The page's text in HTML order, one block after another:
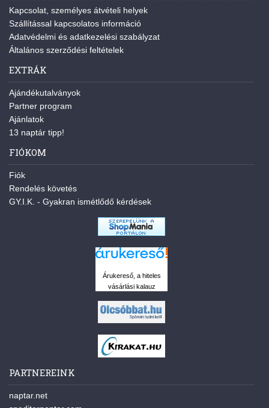
Kapcsolat, személyes átvételi helyek
Szállítással kapcsolatos információ
Adatvédelmi és adatkezelési szabályzat
Általános szerződési feltételek
EXTRÁK
Ajándékutalványok
Partner program
Ajánlatok
13 naptár tipp!
FIÓKOM
Fiók
Rendelés követés
GY.I.K. - Gyakran ismétlődő kérdések
Árukereső, a hiteles
vásárlási kalauz
PARTNEREINK
naptar.net